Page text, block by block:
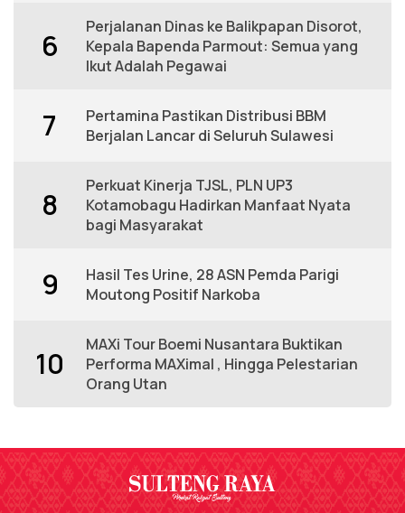
6
Perjalanan Dinas ke Balikpapan Disorot,
Kepala Bapenda Parmout: Semua yang
Ikut Adalah Pegawai
7
Pertamina Pastikan Distribusi BBM
Berjalan Lancar di Seluruh Sulawesi
8
Perkuat Kinerja TJSL, PLN UP3
Kotamobagu Hadirkan Manfaat Nyata
bagi Masyarakat
9
Hasil Tes Urine, 28 ASN Pemda Parigi
Moutong Positif Narkoba
10
MAXi Tour Boemi Nusantara Buktikan
Performa MAXimal , Hingga Pelestarian
Orang Utan